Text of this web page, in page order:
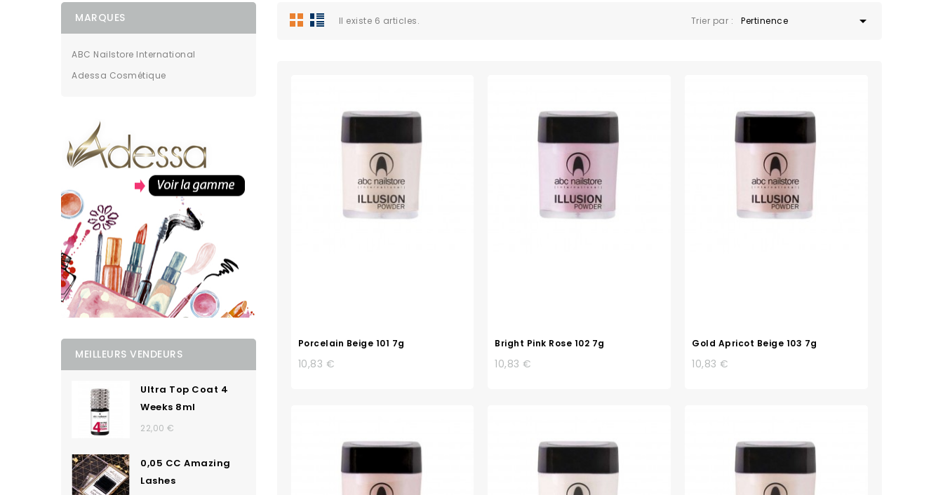
MARQUES
ABC Nailstore International
Adessa Cosmétique
MEILLEURS VENDEURS
Ultra Top Coat 4
Weeks 8ml
22,00 €
0,05 CC Amazing
Lashes
Il existe 6 articles. Trier par : Pertinence 
Porcelain Beige 101 7g
10,83 €
Bright Pink Rose 102 7g
10,83 €
Gold Apricot Beige 103 7g
10,83 €